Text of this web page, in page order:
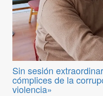
Sin sesión
cómplices de la
violencia»